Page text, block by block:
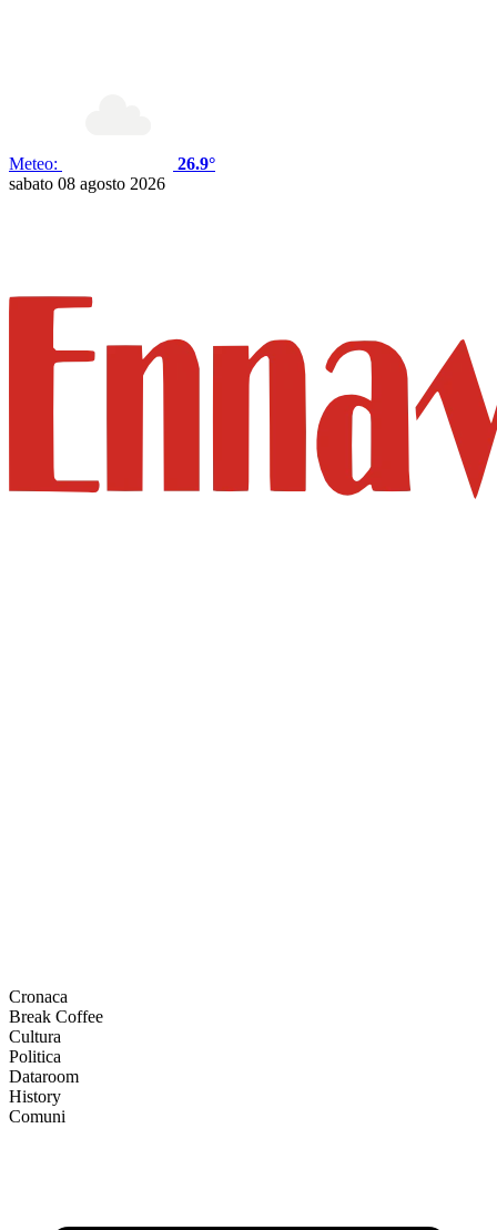
Meteo:
26.9°
sabato 08 agosto 2026
Cronaca
Break Coffee
Cultura
Politica
Dataroom
History
Comuni